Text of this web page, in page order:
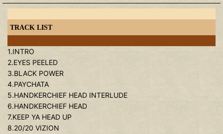
TRACK LIST
1.INTRO
2.EYES PEELED
3.BLACK POWER
4.PAYCHATA
5.HANDKERCHIEF HEAD INTERLUDE
6.HANDKERCHIEF HEAD
7.KEEP YA HEAD UP
8.20/20 VIZION